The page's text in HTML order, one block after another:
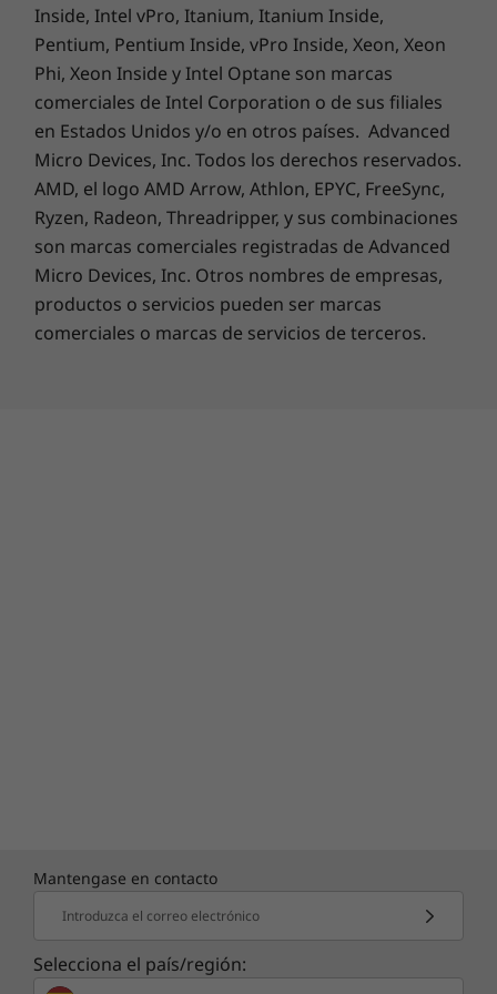
Olvídate de los días en los que no te podías
mover del puesto: con el fiable ThinkPad a tu
lado, podrás desplazarte o, incluso, recibir
llamadas en casa. Así es la vida. Los portátiles
se caen, los cafés se derraman y la corriente se
sobrecarga. Con Accidental Damage
Protection (ADP), no tendrás que preocuparte.
ACTUALIZACIONES DE LA
GARANTÍA
Inside, Intel vPro, Itanium, Itanium Inside,
Pentium, Pentium Inside, vPro Inside, Xeon, Xeon
Phi, Xeon Inside y Intel Optane son marcas
comerciales de Intel Corporation o de sus filiales
en Estados Unidos y/o en otros países. Advanced
Micro Devices, Inc. Todos los derechos reservados.
AMD, el logo AMD Arrow, Athlon, EPYC, FreeSync,
Ryzen, Radeon, Threadripper, y sus combinaciones
son marcas comerciales registradas de Advanced
Micro Devices, Inc. Otros nombres de empresas,
productos o servicios pueden ser marcas
comerciales o marcas de servicios de terceros.
Mantengase en contacto
Introduzca el correo electrónico
Selecciona el país/región: